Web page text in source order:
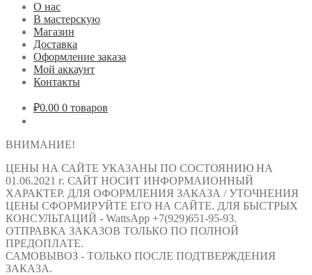
О нас
В мастерскую
Магазин
Доставка
Оформление заказа
Мой аккаунт
Контакты
₽0.00 0 товаров
ВНИМАНИЕ!
ЦЕНЫ НА САЙТЕ УКАЗАНЫ ПО СОСТОЯНИЮ НА
01.06.2021 г. САЙТ НОСИТ ИНФОРМАИОННЫЙ
ХАРАКТЕР. ДЛЯ ОФОРМЛЕНИЯ ЗАКАЗА / УТОЧНЕНИЯ
ЦЕНЫ СФОРМИРУЙТЕ ЕГО НА САЙТЕ. ДЛЯ БЫСТРЫХ
КОНСУЛЬТАЦИЙ - WattsApp +7(929)651-95-93.
ОТПРАВКА ЗАКАЗОВ ТОЛЬКО ПО ПОЛНОЙ
ПРЕДОПЛАТЕ.
САМОВЫВОЗ - ТОЛЬКО ПОСЛЕ ПОДТВЕРЖДЕНИЯ
ЗАКАЗА.